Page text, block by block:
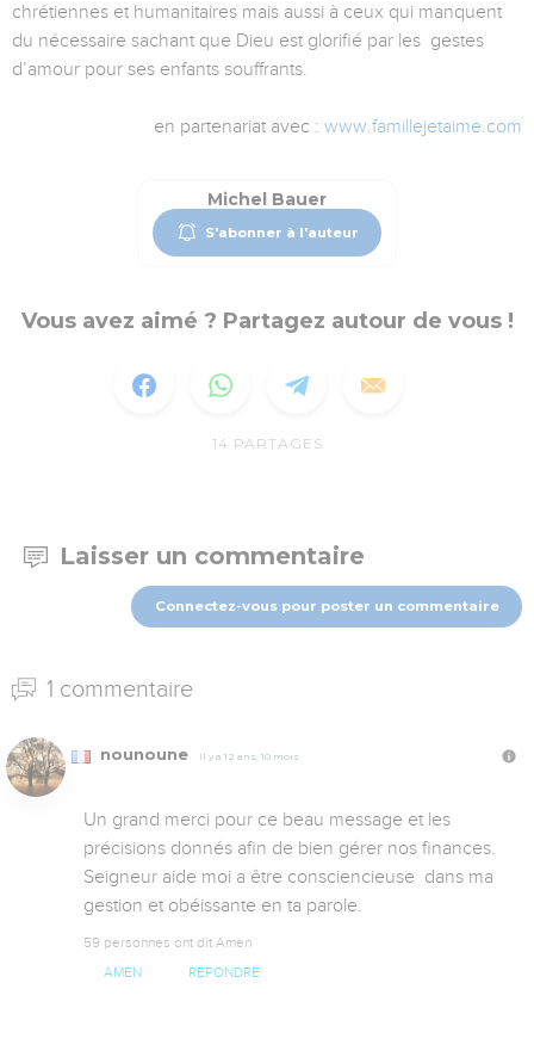
chrétiennes et humanitaires mais aussi à ceux qui manquent
du nécessaire sachant que Dieu est glorifié par les gestes
d’amour pour ses enfants souffrants.
en partenariat avec : www.famillejetaime.com
Michel Bauer
S'abonner à l'auteur
Vous avez aimé ? Partagez autour de vous !
14 PARTAGES
Laisser un commentaire
Connectez-vous pour poster un commentaire
1 commentaire
nounoune Il y a 12 ans, 10 mois
Un grand merci pour ce beau message et les
précisions donnés afin de bien gérer nos finances.
Seigneur aide moi a être consciencieuse  dans ma
gestion et obéissante en ta parole.
59 personnes ont dit Amen
AMEN RÉPONDRE